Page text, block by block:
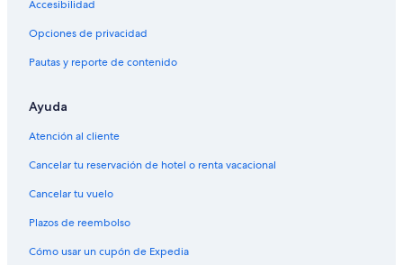
Hoteles con hidromasaje en Mar del Plata
Hoteles con traslado del/al aeropuerto en Mar del Plata
Hoteles para bodas en Mar del Plata
Hoteles de senderismo en Mar del Plata
Hoteles para fumadores en Mar del Plata
Hoteles que aceptan mascotas en Mar del Plata
Vacaciones solo para adultos en Mar del Plata
Hoteles en Mar del Plata
Accesibilidad
Opciones de privacidad
Pautas y reporte de contenido
Ayuda
Atención al cliente
Cancelar tu reservación de hotel o renta vacacional
Cancelar tu vuelo
Plazos de reembolso
Cómo usar un cupón de Expedia